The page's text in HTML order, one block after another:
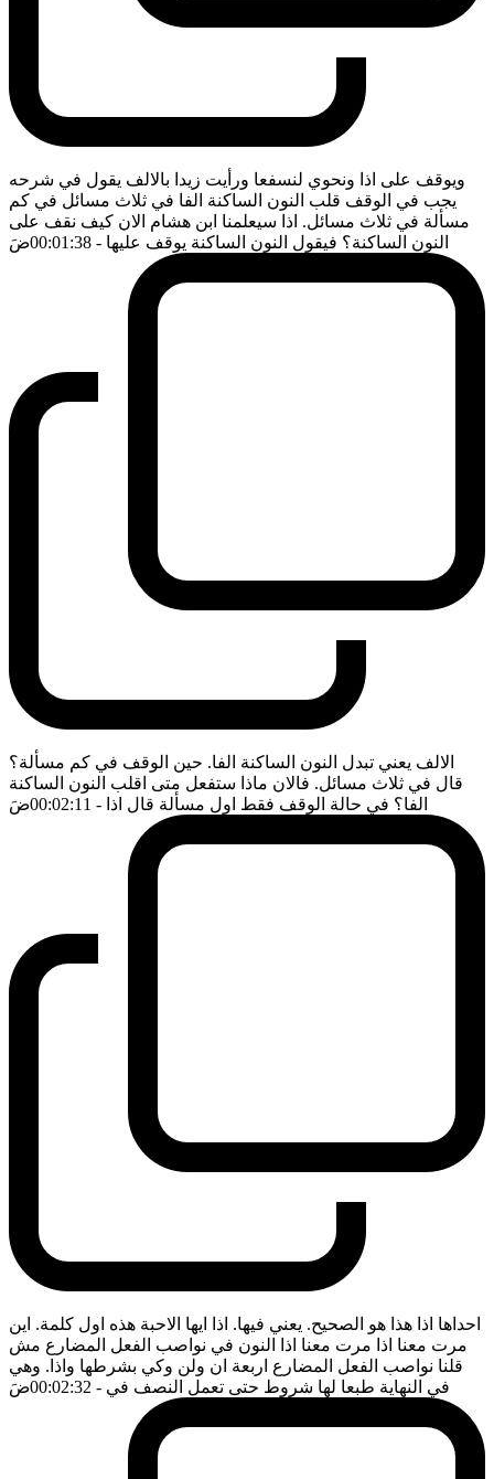
ويوقف على اذا ونحوي لنسفعا ورأيت زيدا بالالف يقول في شرحه
يجب في الوقف قلب النون الساكنة الفا في ثلاث مسائل في كم
مسألة في ثلاث مسائل. اذا سيعلمنا ابن هشام الان كيف نقف على
النون الساكنة؟ فيقول النون الساكنة يوقف عليها - 00:01:38 ضَ
الالف يعني تبدل النون الساكنة الفا. حين الوقف في كم مسألة؟
قال في ثلاث مسائل. فالان ماذا ستفعل متى اقلب النون الساكنة
الفا؟ في حالة الوقف فقط اول مسألة قال اذا - 00:02:11 ضَ
احداها اذا هذا هو الصحيح. يعني فيها. اذا ايها الاحبة هذه اول كلمة. اين
مرت معنا اذا مرت معنا اذا النون في نواصب الفعل المضارع مش
قلنا نواصب الفعل المضارع اربعة ان ولن وكي بشرطها واذا. وهي
في النهاية طبعا لها شروط حتى تعمل النصف في - 00:02:32 ضَ